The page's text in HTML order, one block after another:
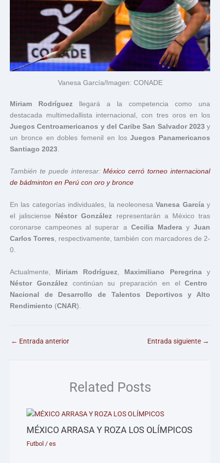
Vanesa García/Imagen: CONADE
Miriam Rodríguez llegará a la competencia como una
destacada multimedallista internacional, con tres oros en los
Juegos Centroamericanos y del Caribe San Salvador 2023 y
un bronce en dobles femenil en losJuegos Panamericanos
Santiago 2023.
También te puede interesar:México cerró torneo internacional
de bádminton en Perú con oro y bronce
En las categorías individuales, la neoleonesaVanesa Garcíay
el jalisciense
Néstor González representarán a México tras
coronarse campeones al superar a Cecilia Maderay Juan
Carlos Torres , respectivamente, también con marcadores de 2-
0.
Actualmente, Miriam Rodríguez, Maximiliano Peregrinay
Néstor Gonzálezcontinúan su preparación en elCentro
Nacional de Desarrollo de Talentos Deportivos y Alto
Rendimiento (CNAR).
← Entrada anterior Entrada siguiente →
Related Posts
MÉXICO ARRASA Y ROZA LOS OLÍMPICOS
Futbol /es